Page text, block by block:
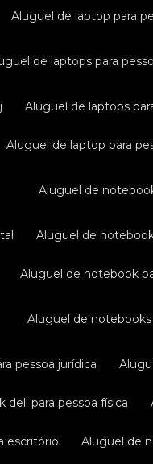
aluguel de laptop para
de laptops para
aluguel de laptops
aluguel de laptop para
aluguel de
aluguel de
aluguel de notebook
aluguel de
pessoa jurídica
dell para pessoa física
escritório aluguel de